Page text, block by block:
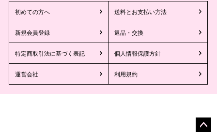
初めての方へ 送料とお支払い方法
新規会員登録 返品・交換
特定商取引法に基づく表記 個人情報保護方針
運営会社 利用規約